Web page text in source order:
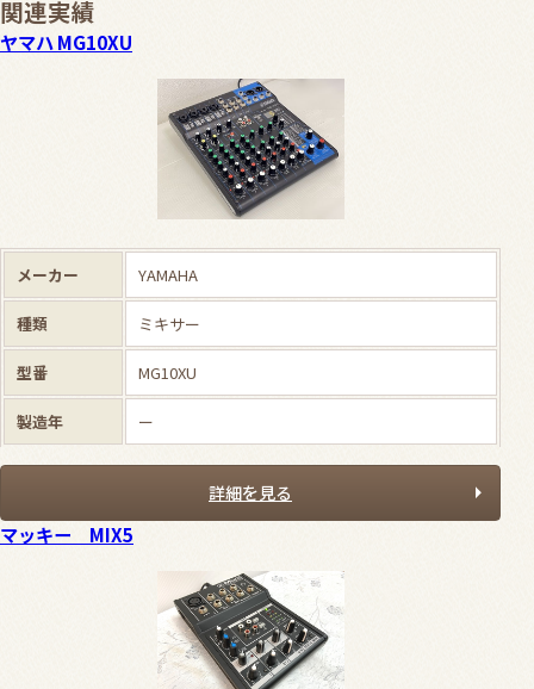
関連実績
ヤマハ MG10XU
メーカー YAMAHA
種類 ミキサー
型番 MG10XU
製造年 ー
詳細を見る
マッキー MIX5